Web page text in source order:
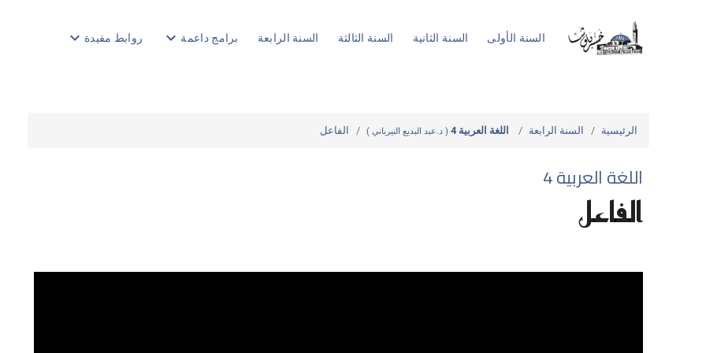
السنة الأولى السنة الثانية السنة الثالثة السنة الرابعة برامج داعمة keyboard_arrow_down روابط مفيدة keyboard_arrow_down
الرئيسية السنة الرابعة اللغة العربية 4 ( د.عبد البديع النيرباني ) الفاعل
اللغة العربية 4
الفاعل